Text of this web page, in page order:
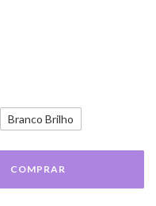
Branco Brilho